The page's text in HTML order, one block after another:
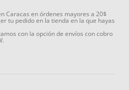
Caracas en órdenes mayores a 20$
tu pedido en la tienda en la que hayas
con la opción de envíos con cobro